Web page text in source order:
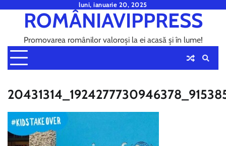
content
luni, ianuarie 20, 2025
ROMÂNIAVIPPRESS
Promovarea românilor valoroși la ei acasă și în lume!